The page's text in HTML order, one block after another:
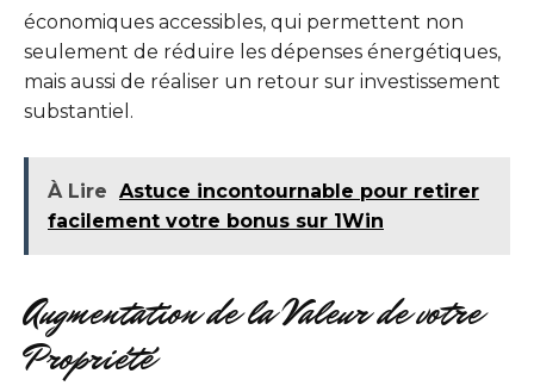
économiques accessibles, qui permettent non
seulement de réduire les dépenses énergétiques,
mais aussi de réaliser un retour sur investissement
substantiel.
À Lire Astuce incontournable pour retirer
facilement votre bonus sur 1Win
Augmentation de la Valeur de votre
Propriété